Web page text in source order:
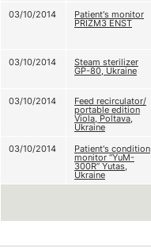
03/10/2014 Patient's monitor
PRIZM3 ENST
03/10/2014
Steam sterilizer
GP-80, Ukraine
03/10/2014
Feed recirculator/
portable edition
Viola, Poltava,
Ukraine
03/10/2014 Patient's condition
monitor “YuM-
300R” Yutas,
Ukraine